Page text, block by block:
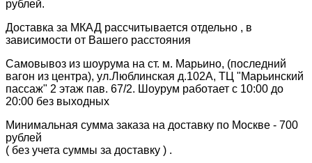
рублей.
Доставка за МКАД рассчитывается отдельно , в
зависимости от Вашего расстояния
Самовывоз из шоурума на ст. м. Марьино, (последний
вагон из центра), ул.Люблинская д.102А, ТЦ "Марьинский
пассаж" 2 этаж пав. 67/2. Шоурум работает с 10:00 до
20:00 без выходных
Минимальная сумма заказа на доставку по Москве - 700
рублей
( без учета суммы за доставку ) .